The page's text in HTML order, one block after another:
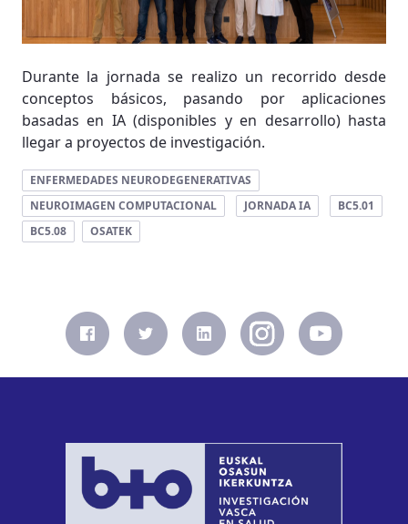
Durante la jornada se realizo un recorrido desde
conceptos básicos, pasando por aplicaciones
basadas en IA (disponibles y en desarrollo) hasta
llegar a proyectos de investigación.
ENFERMEDADES NEURODEGENERATIVAS
NEUROIMAGEN COMPUTACIONAL
JORNADA IA
BC5.01
BC5.08
OSATEK